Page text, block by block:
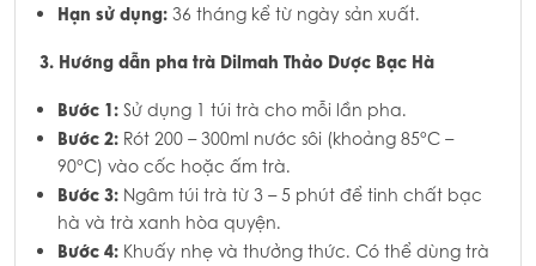
Hạn sử dụng: 36 tháng kể từ ngày sản xuất.
3. Hướng dẫn pha trà Dilmah Thảo Dược Bạc Hà
Bước 1: Sử dụng 1 túi trà cho mỗi lần pha.
Bước 2: Rót 200 – 300ml nước sôi (khoảng 85°C –
90°C) vào cốc hoặc ấm trà.
Bước 3: Ngâm túi trà từ 3 – 5 phút để tinh chất bạc
hà và trà xanh hòa quyện.
Bước 4: Khuấy nhẹ và thưởng thức. Có thể dùng trà